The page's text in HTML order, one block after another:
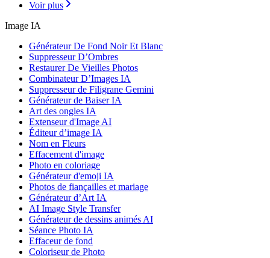
Voir plus
Image IA
Générateur De Fond Noir Et Blanc
Suppresseur D’Ombres
Restaurer De Vieilles Photos
Combinateur D’Images IA
Suppresseur de Filigrane Gemini
Générateur de Baiser IA
Art des ongles IA
Extenseur d'Image AI
Éditeur d’image IA
Nom en Fleurs
Effacement d'image
Photo en coloriage
Générateur d'emoji IA
Photos de fiançailles et mariage
Générateur d’Art IA
AI Image Style Transfer
Générateur de dessins animés AI
Séance Photo IA
Effaceur de fond
Coloriseur de Photo